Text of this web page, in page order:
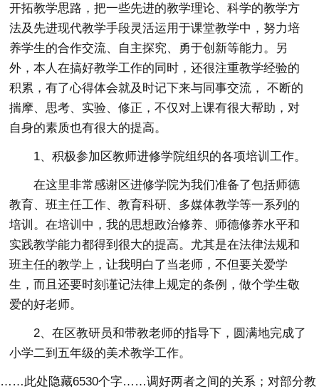
开拓教学思路，把一些先进的教学理论、科学的教学方
法及先进现代教学手段灵活运用于课堂教学中，努力培
养学生的合作交流、自主探究、勇于创新等能力。另
外，本人在搞好教学工作的同时，还很注重教学经验的
积累，有了心得体会就及时记下来与同事交流， 不断的
揣摩、思考、实验、修正，不仅对上课有很大帮助，对
自身的素质也有很大的提高。
1、积极参加区教师进修学院组织的各项培训工作。
在这里非常感谢区进修学院为我们准备了包括师德
教育、班主任工作、教育科研、多媒体教学等一系列的
培训。在培训中，我的思想政治修养、师德修养水平和
实践教学能力都得到很大的提高。尤其是在法律法规和
班主任的教学上，让我明白了当老师，不但要关爱学
生，而且还要时刻谨记法律上规定的条例，做个学生敬
爱的好老师。
2、在区教研员和带教老师的指导下，圆满地完成了
小学二到五年级的美术教学工作。
……此处隐藏6530个字……调好两者之间的关系；对部分教